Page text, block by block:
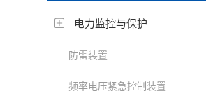
电力监控与保护
防雷装置
频率电压紧急控制装置